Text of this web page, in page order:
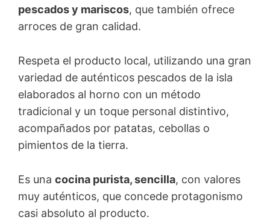
pescados y mariscos, que también ofrece
arroces de gran calidad.
Respeta el producto local, utilizando una gran
variedad de auténticos pescados de la isla
elaborados al horno con un método
tradicional y un toque personal distintivo,
acompañados por patatas, cebollas o
pimientos de la tierra.
Es una cocina purista, sencilla, con valores
muy auténticos, que concede protagonismo
casi absoluto al producto.